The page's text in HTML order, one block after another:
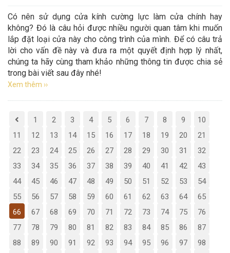
Có nên sử dụng cửa kính cường lực làm cửa chính hay
không? Đó là câu hỏi được nhiều người quan tâm khi muốn
lắp đặt loại cửa này cho công trình của mình. Để có câu trả
lời cho vấn đề này và đưa ra một quyết định hợp lý nhất,
chúng ta hãy cùng tham khảo những thông tin được chia sẻ
trong bài viết sau đây nhé!
Xem thêm ››
1 2 3 4 5 6 7 8 9
10
11
12 13 14 15 16 17 18 19 20
21
22
23 24 25 26 27 28 29 30 31
32
33
34 35 36 37 38 39 40 41 42
43
44
45 46 47 48 49 50 51 52 53
54
55
56 57 58 59 60 61 62 63 64
65
66
67 68 69 70 71 72 73 74 75
76
77
78 79 80 81 82 83 84 85 86
87
88
89 90 91 92 93 94 95 96 97
98